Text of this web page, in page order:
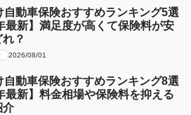
自動車保険おすすめランキング5選
最新】満足度が高くて保険料が安
？
2026/08/01
自動車保険おすすめランキング8選
最新】料金相場や保険料を抑える
介